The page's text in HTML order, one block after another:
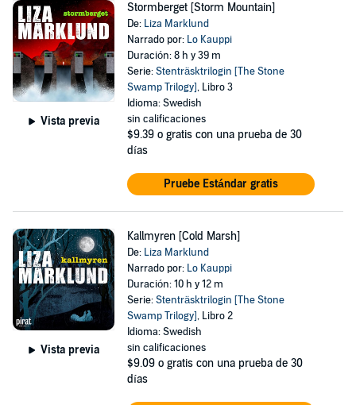
Vista previa
Stormberget [Storm Mountain]
De: Liza Marklund
Narrado por: Lo Kauppi
Duración: 8 h y 39 m
Serie:Stenträsktrilogin [The Stone
Swamp Trilogy], Libro 3
Idioma: Swedish
sin calificaciones
$9.39 o gratis con una prueba de 30
días
Pruebe Estándar gratis
Vista previa
Kallmyren [Cold Marsh]
De: Liza Marklund
Narrado por: Lo Kauppi
Duración: 10 h y 12 m
Serie:Stenträsktrilogin [The Stone
Swamp Trilogy], Libro 2
Idioma: Swedish
sin calificaciones
$9.09 o gratis con una prueba de 30
días